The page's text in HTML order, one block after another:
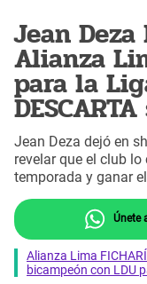
Jean Deza
Alianza
para la
Jean Deza dejó en
revelar que el club
temporada y ganar
Únete
Alianza Lima
bicampeón con LDU